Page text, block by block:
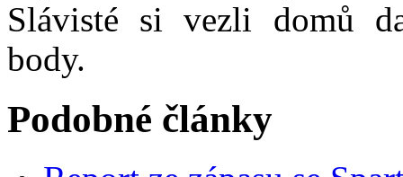
Slávisté si vezli domů
body.
Podobné články